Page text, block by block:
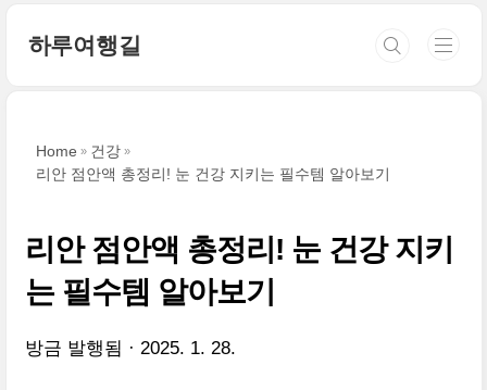
하루여행길
Home
건강
리안 점안액 총정리! 눈 건강 지키는 필수템 알아보기
리안 점안액 총정리! 눈 건강 지키
는 필수템 알아보기
방금 발행됨 2025. 1. 28.